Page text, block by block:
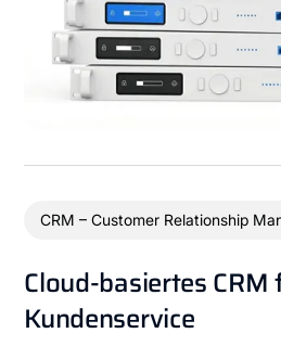
CRM – Customer Relationship
Cloud-basiertes
Kundenservice